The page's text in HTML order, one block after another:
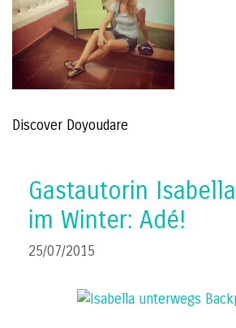
Discover Doyoudare
Gastautorin
im Winter: Adé!
25/07/2015